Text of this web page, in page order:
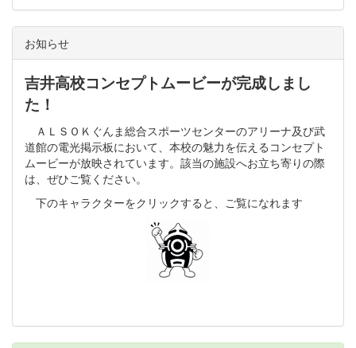
お知らせ
吉井高校コンセプトムービーが完成しまし
た！
ＡＬＳＯＫぐんま総合スポーツセンターのアリーナ及び武
道館の電光掲示板において、本校の魅力を伝えるコンセプト
ムービーが放映されています。該当の施設へお立ち寄りの際
は、ぜひご覧ください。
下のキャラクターをクリックすると、ご覧になれます